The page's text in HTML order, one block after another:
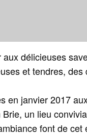
délicieuses
et tendres,
en janvier 2017
un lieu
font de